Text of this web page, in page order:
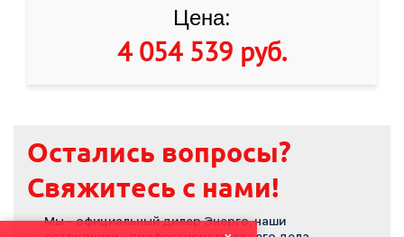
Цена:
4 054 539 руб.
Остались вопросы?
Свяжитесь с нами!
Мы – официальный дилер Энерго, наши